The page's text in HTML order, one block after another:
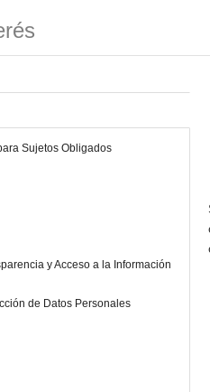
Sujetos Obligados
y Acceso a la Información
de Datos Personales